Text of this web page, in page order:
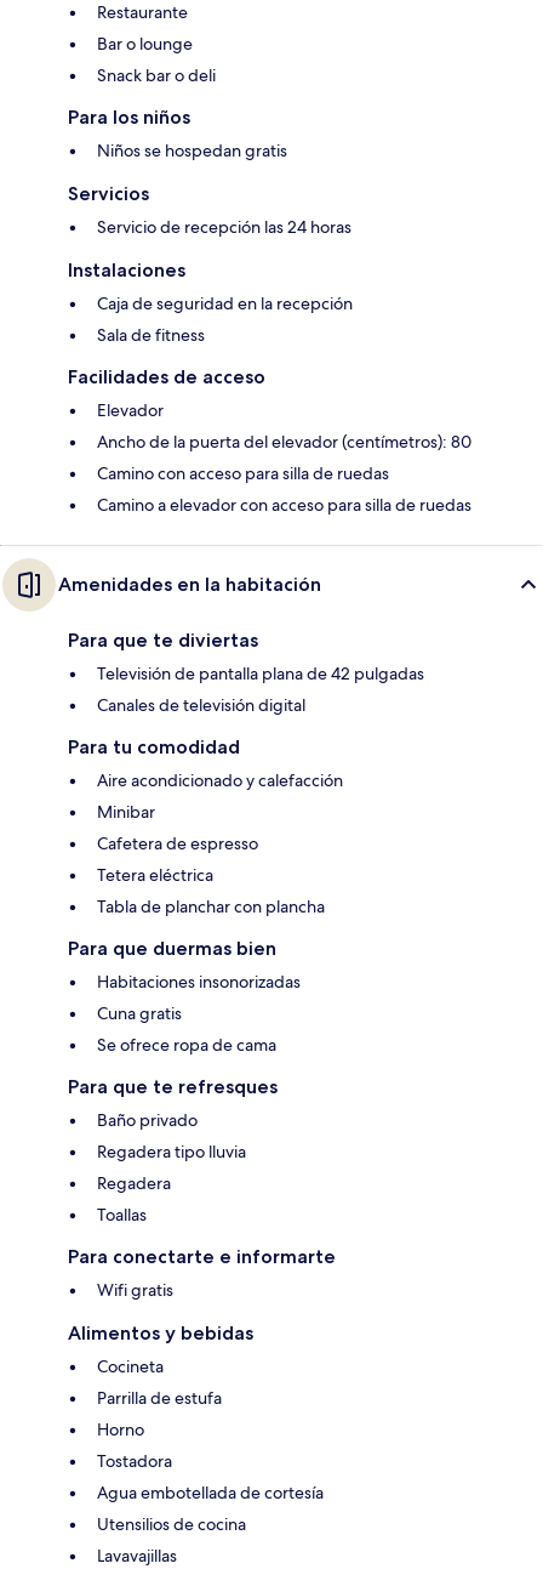
Restaurante
Bar o lounge
Snack bar o deli
Para los niños
Niños se hospedan gratis
Servicios
Servicio de recepción las 24 horas
Instalaciones
Caja de seguridad en la recepción
Sala de fitness
Facilidades de acceso
Elevador
Ancho de la puerta del elevador (centímetros): 80
Camino con acceso para silla de ruedas
Camino a elevador con acceso para silla de ruedas
Amenidades en la habitación
Para que te diviertas
Televisión de pantalla plana de 42 pulgadas
Canales de televisión digital
Para tu comodidad
Aire acondicionado y calefacción
Minibar
Cafetera de espresso
Tetera eléctrica
Tabla de planchar con plancha
Para que duermas bien
Habitaciones insonorizadas
Cuna gratis
Se ofrece ropa de cama
Para que te refresques
Baño privado
Regadera tipo lluvia
Regadera
Toallas
Para conectarte e informarte
Wifi gratis
Alimentos y bebidas
Cocineta
Parrilla de estufa
Horno
Tostadora
Agua embotellada de cortesía
Utensilios de cocina
Lavavajillas